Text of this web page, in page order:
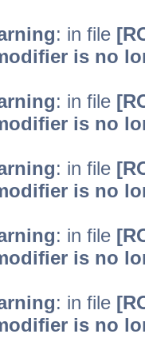
: in file
is no
: in file
is no
: in file
is no
: in file
is no
: in file
is no